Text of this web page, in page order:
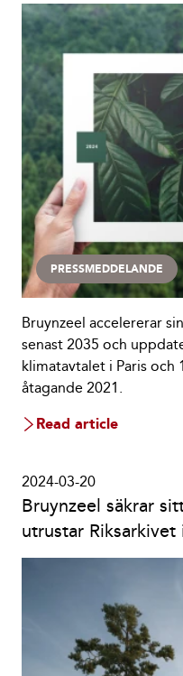
PRESSMEDDELANDE
Bruynzeel accelererar
senast 2035 och
klimatavtalet i Paris
åtagande 2021.
Read article
Bruynzeel säkrar
utrustar Riksarkivet
2024-03-20